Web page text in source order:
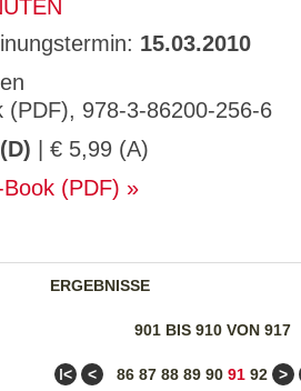
15.03.2010
(PDF), 978-3-86200-256-6
| € 5,99 (A)
(PDF)
ERGEBNISSE
901 BIS 910 VON 917
ǀ< < 86 87 88 89 90 91 92 >